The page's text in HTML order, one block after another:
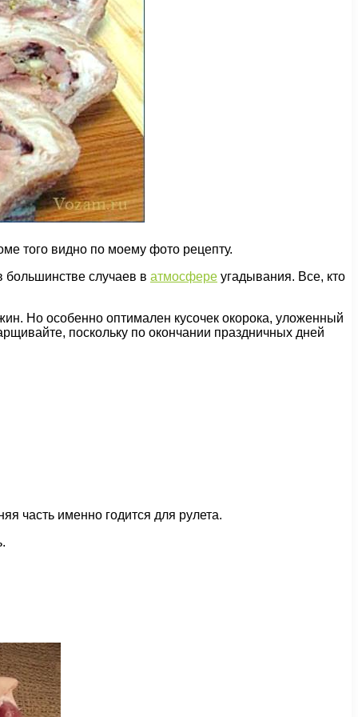
того видно по моему фото рецепту.
большинстве случаев в атмосфере угадывания. Все, кто
Но особенно оптимален кусочек окорока, уложенный
поскольку по окончании праздничных дней
часть именно годится для рулета.